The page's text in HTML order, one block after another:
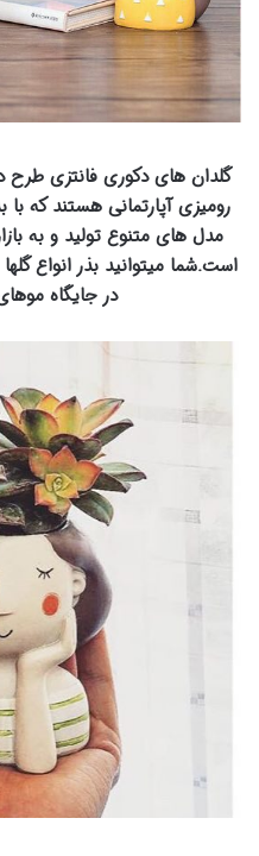
گلدان های دکوری فانتزی طرح
رومیزی آپارتمانی هستند که
مدل های متنوع تولید و به
است.شما میتوانید بذر انواع
در جایگاه